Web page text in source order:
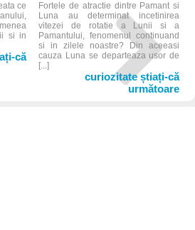
ce
si in
că
Fortele de atractie dintre Pamant si
Luna au determinat incetinirea
vitezei de rotatie a Lunii si a
Pamantului, fenomenul continuand
si in zilele noastre? Din aceeasi
cauza Luna se departeaza usor de
[...]
curiozitate știați-că
următoare